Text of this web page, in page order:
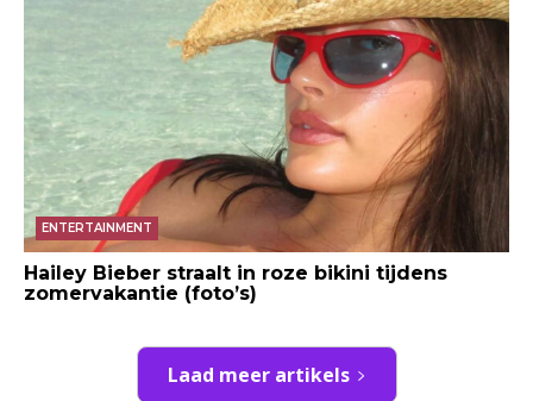
ENTERTAINMENT
Hailey Bieber straalt in roze bikini tijdens
zomervakantie (foto’s)
Laad meer artikels